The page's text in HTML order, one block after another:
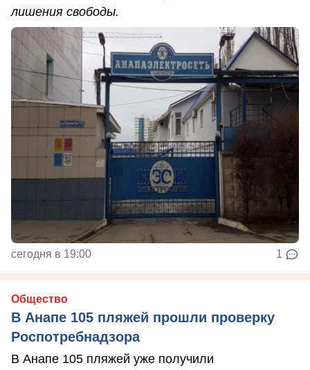
лишения свободы.
сегодня в 19:00 1
Общество
В Анапе 105 пляжей прошли проверку
Роспотребнадзора
В Анапе 105 пляжей уже получили